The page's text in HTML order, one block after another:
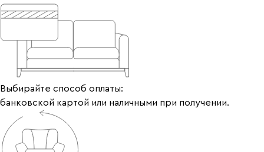
Выбирайте способ оплаты:
банковской картой или наличными при получении.